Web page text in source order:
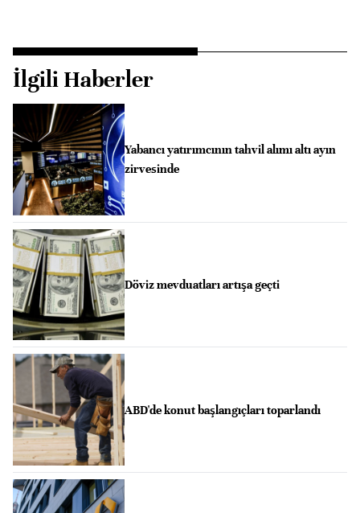
İlgili Haberler
Yabancı yatırımcının tahvil alımı altı ayın
zirvesinde
Döviz mevduatları artışa geçti
ABD'de konut başlangıçları toparlandı